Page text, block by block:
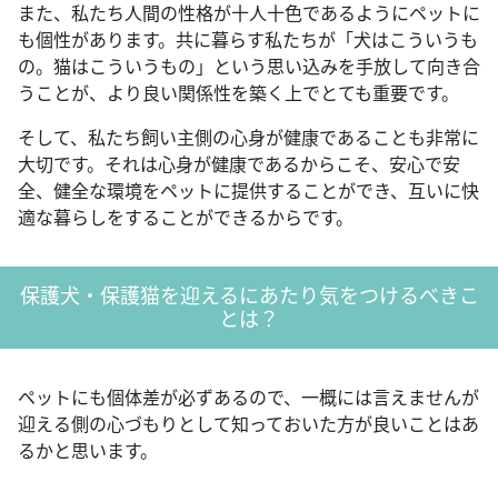
また、私たち人間の性格が十人十色であるようにペットに
も個性があります。共に暮らす私たちが「犬はこういうも
の。猫はこういうもの」という思い込みを手放して向き合
うことが、より良い関係性を築く上でとても重要です。
そして、私たち飼い主側の心身が健康であることも非常に
大切です。それは心身が健康であるからこそ、安心で安
全、健全な環境をペットに提供することができ、互いに快
適な暮らしをすることができるからです。
保護犬・保護猫を迎えるにあたり気をつけるべきこ
とは？
ペットにも個体差が必ずあるので、一概には言えませんが
迎える側の心づもりとして知っておいた方が良いことはあ
るかと思います。